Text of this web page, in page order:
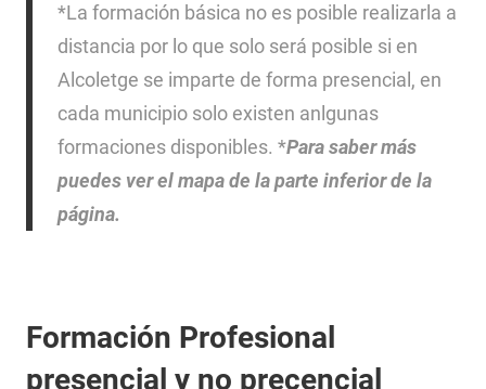
*La formación básica no es posible realizarla a
distancia por lo que solo será posible si en
Alcoletge se imparte de forma presencial, en
cada municipio solo existen anlgunas
formaciones disponibles. *Para saber más
puedes ver el mapa de la parte inferior de la
página.
Formación Profesional
presencial y no precencial